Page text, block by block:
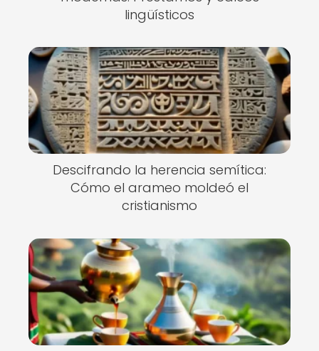
lingüísticos
Descifrando la herencia semítica:
Cómo el arameo moldeó el
cristianismo